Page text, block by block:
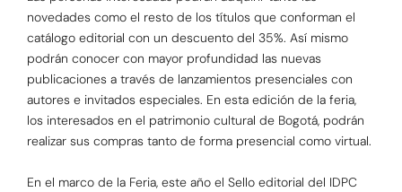
novedades como el resto de los títulos que conforman el
catálogo editorial con un descuento del 35%. Así mismo
podrán conocer con mayor profundidad las nuevas
publicaciones a través de lanzamientos presenciales con
autores e invitados especiales. En esta edición de la feria,
los interesados en el patrimonio cultural de Bogotá, podrán
realizar sus compras tanto de forma presencial como virtual.
En el marco de la Feria, este año el Sello editorial del IDPC